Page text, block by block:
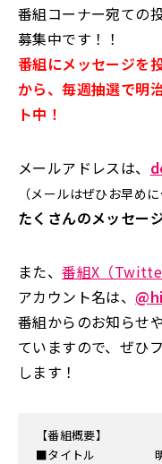
番組コーナー宛ての
募集中です！！
番組にメッセージを
から、毎週抽選で明
ト中！
メールアドレスは、
（メールはぜひお早め
たくさんのメッセー
また、番組X（
アカウント名は、
番組からのお知らせ
ていますので、ぜひ
します！
【番組概要】
■タイトル 明治